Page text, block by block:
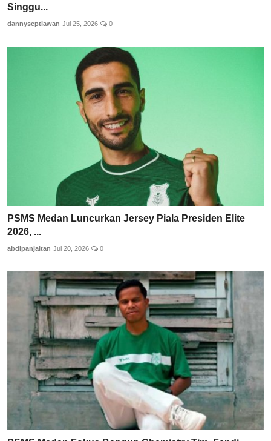
Singgu...
dannyseptiawan Jul 25, 2026 0
PSMS Medan Luncurkan Jersey Piala Presiden Elite
2026, ...
abdipanjaitan Jul 20, 2026 0